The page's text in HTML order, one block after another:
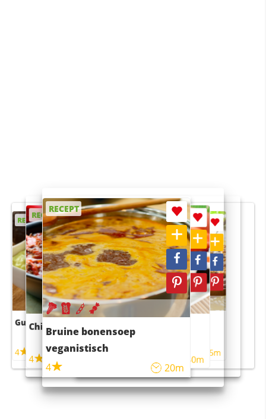
RECEPT
Guacamole
4
RECEPT
Chili con carne
4
RECEPT
Bruine bonensoep
veganistisch
4
20m
RECEPT
Sushi rijstsalade
maaltijdsalade
40m
RECEPT
4 55m